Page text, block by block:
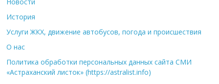
Новости
История
Услуги ЖКХ, движение автобусов, погода и происшествия
О нас
Политика обработки персональных данных сайта СМИ
«Астраханский листок» (https://astralist.info)